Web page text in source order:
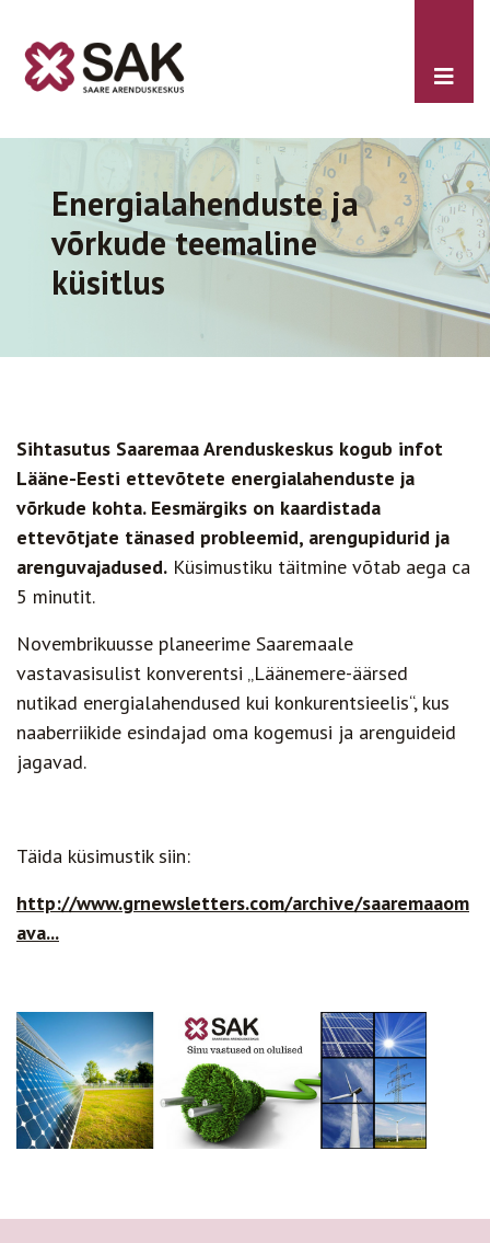
Energialahenduste ja
võrkude teemaline
küsitlus
Sihtasutus Saaremaa Arenduskeskus kogub infot
Lääne-Eesti ettevõtete energialahenduste ja
võrkude kohta. Eesmärgiks on kaardistada
ettevõtjate tänased probleemid, arengupidurid ja
arenguvajadused. Küsimustiku täitmine võtab aega ca
5 minutit.
Novembrikuusse planeerime Saaremaale
vastavasisulist konverentsi „Läänemere-äärsed
nutikad energialahendused kui konkurentsieelis“, kus
naaberriikide esindajad oma kogemusi ja arenguideid
jagavad.
Täida küsimustik siin:
http://www.grnewsletters.com/archive/saaremaaom
ava...